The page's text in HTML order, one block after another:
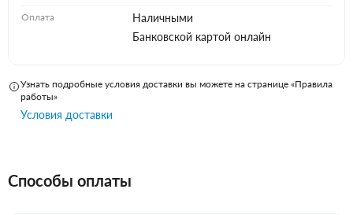
Оплата
Наличными
Банковской картой онлайн
Узнать подробные условия доставки вы можете на странице «Правила
работы»
Условия доставки
Способы оплаты